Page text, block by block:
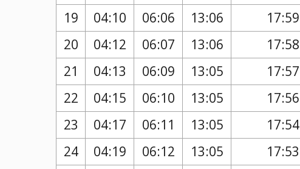
19
04:10 06:06 13:06 17:59
20
04:12 06:07 13:06 17:58
21
04:13 06:09 13:05 17:57
22
04:15 06:10 13:05 17:56
23
04:17 06:11 13:05 17:54
24
04:19 06:12 13:05 17:53